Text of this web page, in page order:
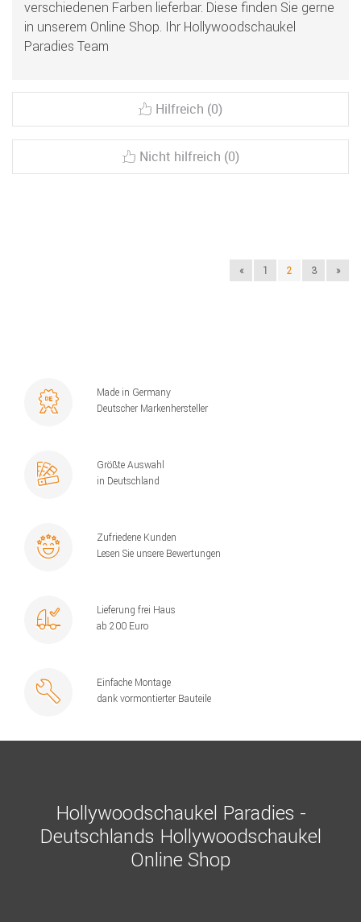
verschiedenen Farben lieferbar. Diese finden Sie gerne
in unserem Online Shop. Ihr Hollywoodschaukel
Paradies Team
Hilfreich (0)
Nicht hilfreich (0)
« 1 2 3 »
Made in Germany
Deutscher Markenhersteller
Größte Auswahl
in Deutschland
Zufriedene Kunden
Lesen Sie unsere Bewertungen
Lieferung frei Haus
ab 200 Euro
Einfache Montage
dank vormontierter Bauteile
Hollywoodschaukel Paradies -
Deutschlands Hollywoodschaukel
Online Shop